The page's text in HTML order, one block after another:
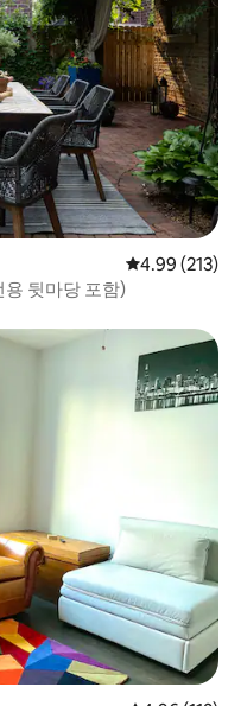
평점 4.99점(5
4.99 (213)
뒷마당 포함)